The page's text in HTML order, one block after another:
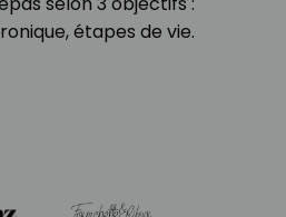
étapes de vie.